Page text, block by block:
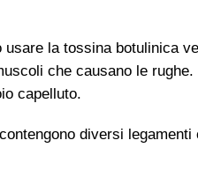
la tossina botulinica
che causano le
capelluto.
diversi